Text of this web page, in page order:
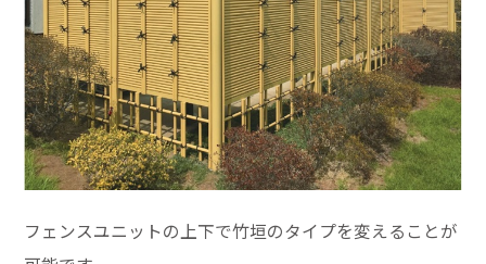
フェンスユニットの上下で竹垣のタイプを変えることが